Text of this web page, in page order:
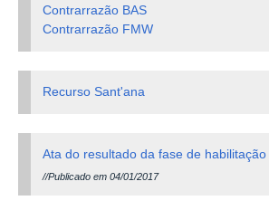
Contrarrazão BAS
Contrarrazão FMW
Recurso Sant'ana
Ata do resultado da fase de habilitação
//Publicado em 04/01/2017